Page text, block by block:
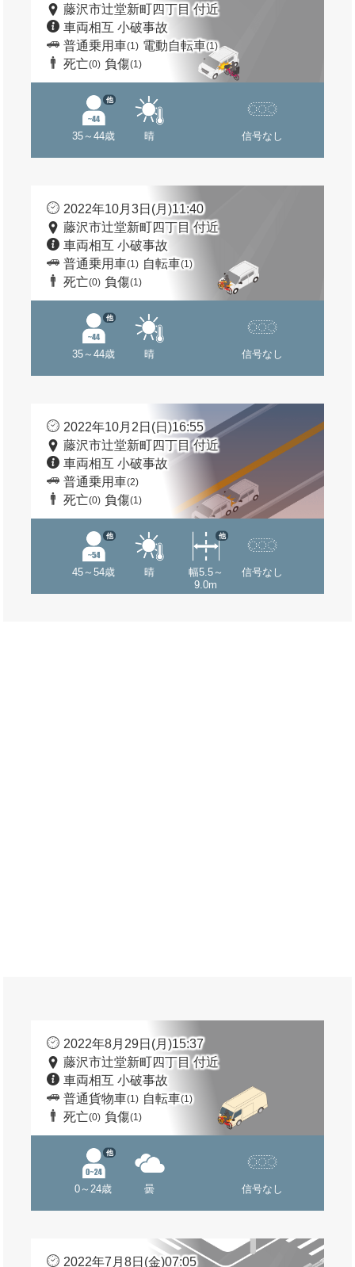
藤沢市辻堂新町四丁目 付近
車両相互 小破事故
普通乗用車(1) 電動自転車(1)
死亡(0) 負傷(1)
35～44歳
他
晴 信号なし
2022年10月3日(月)11:40
藤沢市辻堂新町四丁目 付近
車両相互 小破事故
普通乗用車(1) 自転車(1)
死亡(0) 負傷(1)
35～44歳
他
晴 信号なし
2022年10月2日(日)16:55
藤沢市辻堂新町四丁目 付近
車両相互 小破事故
普通乗用車(2)
死亡(0) 負傷(1)
45～54歳
他
晴
幅5.5～
9.0m
他
信号なし
2022年8月29日(月)15:37
藤沢市辻堂新町四丁目 付近
車両相互 小破事故
普通貨物車(1) 自転車(1)
死亡(0) 負傷(1)
0～24歳
他
曇 信号なし
2022年7月8日(金)07:05